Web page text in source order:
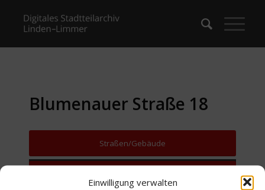
Einwilligung verwalten
Blumenauer Straße 18
Straßen/Gebäude